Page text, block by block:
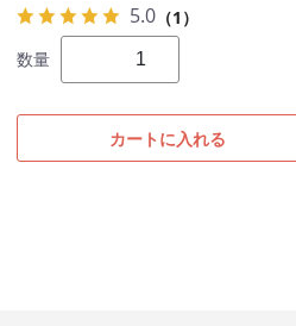
5.0（1）
数量
カートに入れる